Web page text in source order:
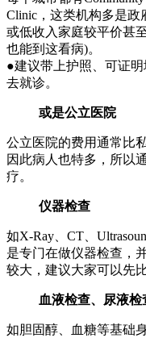
Clinic，这类机构多是
或低收入家庭较平价甚
也能到这看病)。
●建议带上护照、可证
去就诊。
或是公立医院
公立医院的费用通常比
因此病人也特多，所以
疗。
仪器检查
如X-Ray、CT、
是专门在做仪器检查，
较大，建议大家可以先
血液检查、尿液检
如胆固醇、血糖等基础